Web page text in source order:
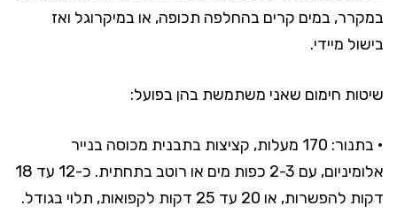
במקרר, במים קרים בהחלפה תכופה, או במיקרוגל ואז
בישול מיידי.
שיטות חימום שאני משתמשת בהן בפועל:
• בתנור: 170 מעלות, קציצות בתבנית מכוסה בנייר
אלומיניום, עם 2-3 כפות מים או רוטב בתחתית. כ-12 עד 18
דקות להפשרות, או 20 עד 25 דקות לקפואות, תלוי בגודל.